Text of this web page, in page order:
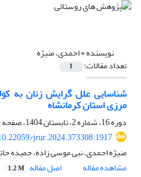
نویسنده =احمدی، منیژه
تعداد مقالات: 1
شناسایی علل گرایش زنان به
مرزی استان کرمانشاه
دوره 16، شماره 2، تابستان 1404، صفحه
jrur.2024.373308.1917
منیژه احمدی، نبی موسی زاده، حمیده
مشاهده مقاله
اصل مقاله 1.2 M